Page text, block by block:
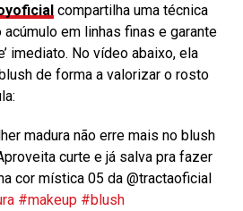
compartilha uma técnica
em linhas finas e garante
imediato. No vídeo abaixo, ela
de forma a valorizar o rosto
madura não erre mais no blush
curte e já salva pra fazer
cor mística 05 da @tractaoficial
#makeup #blush